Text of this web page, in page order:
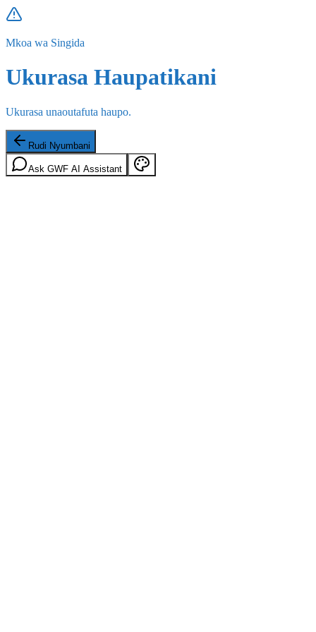
Mkoa wa Singida
Ukurasa Haupatikani
Ukurasa unaoutafuta haupo.
Rudi Nyumbani
Ask GWF AI Assistant